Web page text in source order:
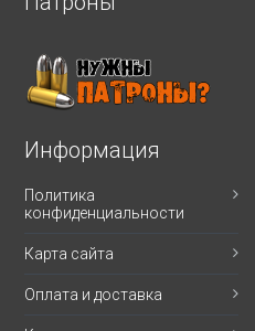
Информация
Политика
конфиденциальности
Карта сайта
Оплата и доставка